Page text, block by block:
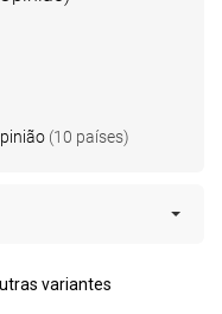
(10 países)
variantes